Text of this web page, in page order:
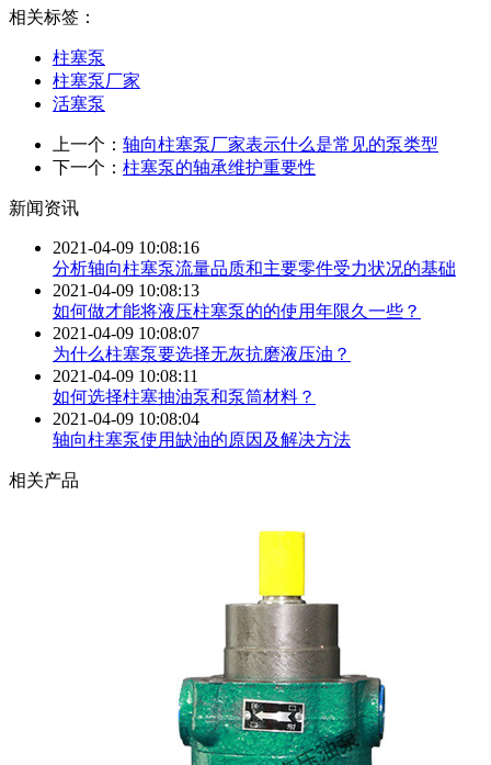
相关标签：
柱塞泵
柱塞泵厂家
活塞泵
上一个： 轴向柱塞泵厂家表示什么是常见的泵类型
下一个： 柱塞泵的轴承维护重要性
新闻资讯
2021-04-09 10:08:16
分析轴向柱塞泵流量品质和主要零件受力状况的基础
2021-04-09 10:08:13
如何做才能将液压柱塞泵的的使用年限久一些？
2021-04-09 10:08:07
为什么柱塞泵要选择无灰抗磨液压油？
2021-04-09 10:08:11
如何选择柱塞抽油泵和泵筒材料？
2021-04-09 10:08:04
轴向柱塞泵使用缺油的原因及解决方法
相关产品